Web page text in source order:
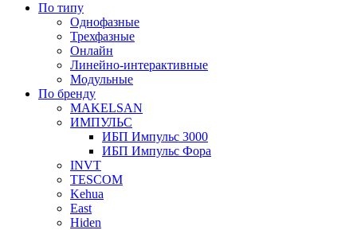
По типу
Однофазные
Трехфазные
Онлайн
Линейно-интерактивные
Модульные
По бренду
MAKELSAN
ИМПУЛЬС
ИБП Импульс 3000
ИБП Импульс Фора
INVT
TESCOM
Kehua
East
Hiden